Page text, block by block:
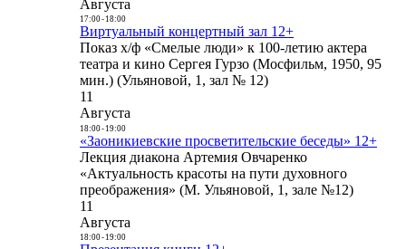
Августа
17:00- 18:00
Виртуальный концертный зал 12+
Показ х/ф «Смелые люди» к 100-летию актера
театра и кино Сергея Гурзо (Мосфильм, 1950, 95
мин.) (Ульяновой, 1, зал № 12)
11
Августа
18:00- 19:00
«Заоникиевские просветительские беседы» 12+
Лекция диакона Артемия Овчаренко
«Актуальность красоты на пути духовного
преображения» (М. Ульяновой, 1, зале №12)
11
Августа
18:00- 19:00